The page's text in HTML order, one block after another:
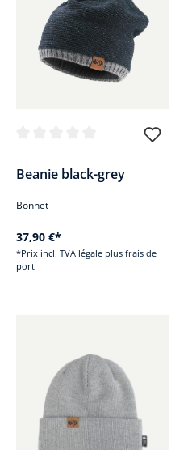
Beanie black-grey
Bonnet
37,90 €*
*Prix incl. TVA légale plus frais de
port